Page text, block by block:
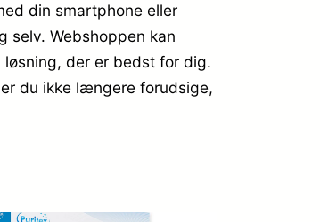
din smartphone eller
selv. Webshoppen kan
der er bedst for dig.
du ikke længere forudsige,